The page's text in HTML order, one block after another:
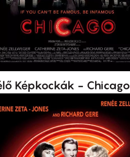
Képkockák - Chicago